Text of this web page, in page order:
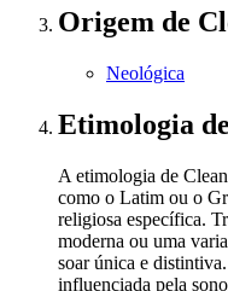
Origem de
Neológica
Etimologia
A etimologia de
como o Latim ou o
religiosa específica.
moderna ou uma
soar única e
influenciada pela